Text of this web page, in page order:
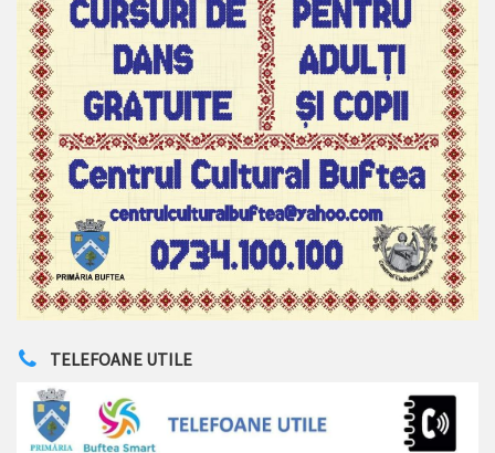
TELEFOANE UTILE